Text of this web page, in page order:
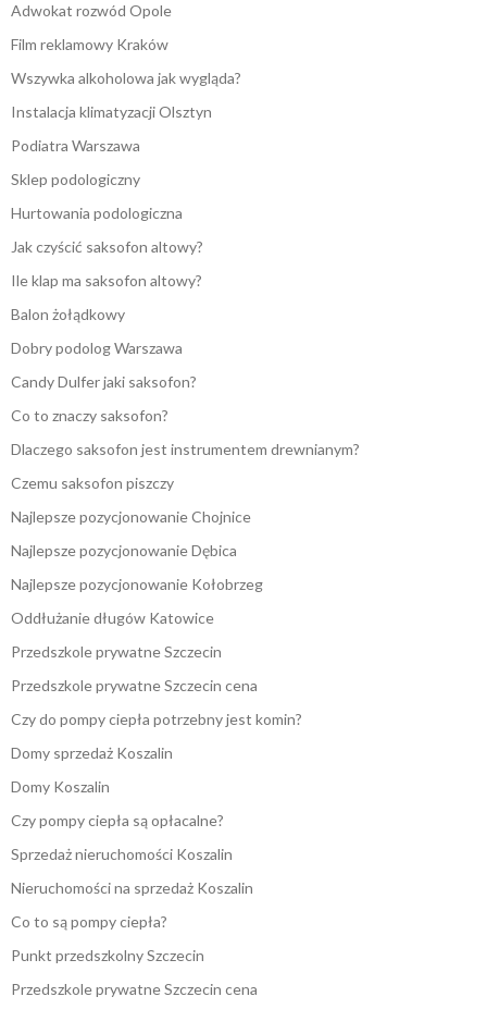
Adwokat rozwód Opole
Film reklamowy Kraków
Wszywka alkoholowa jak wygląda?
Instalacja klimatyzacji Olsztyn
Podiatra Warszawa
Sklep podologiczny
Hurtowania podologiczna
Jak czyścić saksofon altowy?
Ile klap ma saksofon altowy?
Balon żołądkowy
Dobry podolog Warszawa
Candy Dulfer jaki saksofon?
Co to znaczy saksofon?
Dlaczego saksofon jest instrumentem drewnianym?
Czemu saksofon piszczy
Najlepsze pozycjonowanie Chojnice
Najlepsze pozycjonowanie Dębica
Najlepsze pozycjonowanie Kołobrzeg
Oddłużanie długów Katowice
Przedszkole prywatne Szczecin
Przedszkole prywatne Szczecin cena
Czy do pompy ciepła potrzebny jest komin?
Domy sprzedaż Koszalin
Domy Koszalin
Czy pompy ciepła są opłacalne?
Sprzedaż nieruchomości Koszalin
Nieruchomości na sprzedaż Koszalin
Co to są pompy ciepła?
Punkt przedszkolny Szczecin
Przedszkole prywatne Szczecin cena